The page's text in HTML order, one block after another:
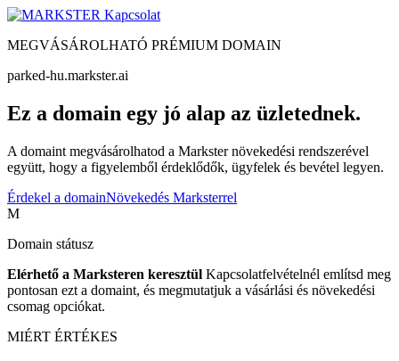
Kapcsolat
MEGVÁSÁROLHATÓ PRÉMIUM DOMAIN
parked-hu.markster.ai
Ez a domain egy jó alap az üzletednek.
A domaint megvásárolhatod a Markster növekedési rendszerével
együtt, hogy a figyelemből érdeklődők, ügyfelek és bevétel legyen.
Érdekel a domainNövekedés Marksterrel
M
Domain státusz
Elérhető a Marksteren keresztül Kapcsolatfelvételnél említsd meg
pontosan ezt a domaint, és megmutatjuk a vásárlási és növekedési
csomag opciókat.
MIÉRT ÉRTÉKES